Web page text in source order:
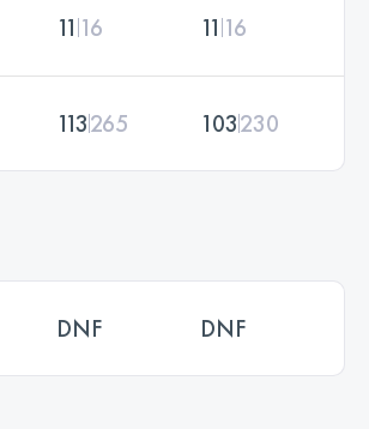
11 16 11 16
113265 103230
DNF DNF